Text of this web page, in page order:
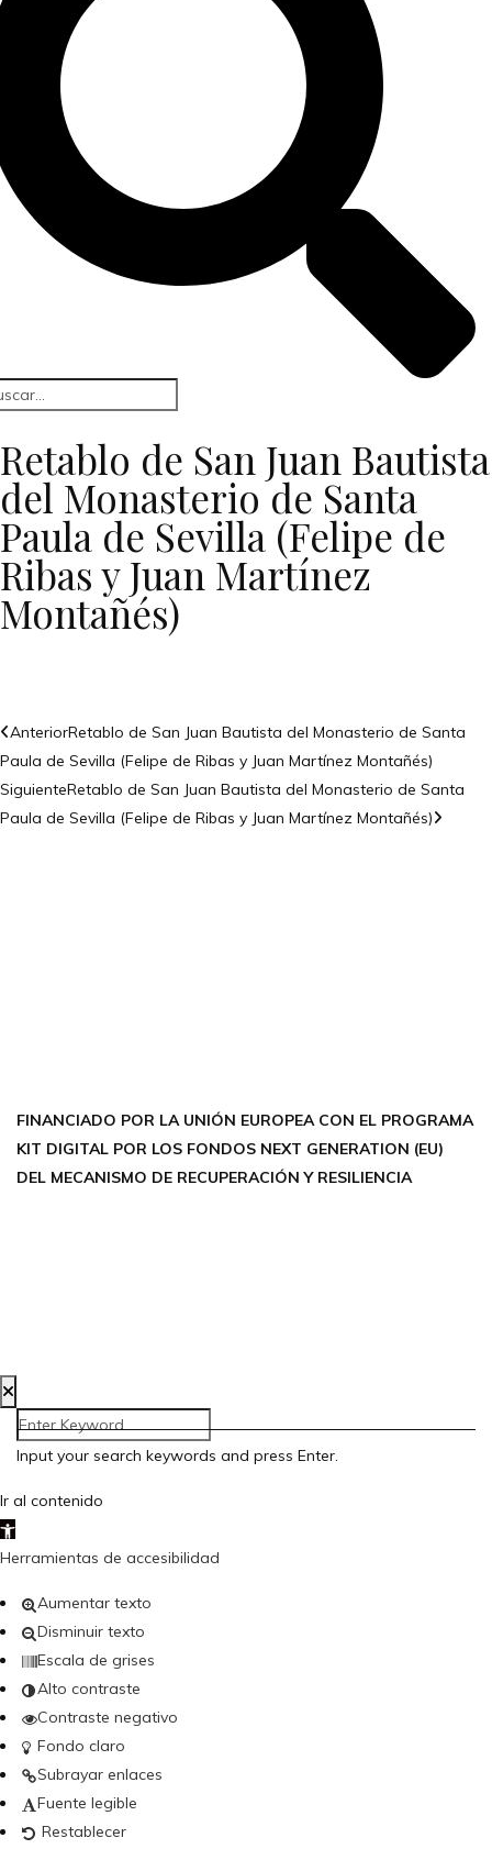
Retablo de San Juan Bautista
del Monasterio de Santa
Paula de Sevilla (Felipe de
Ribas y Juan Martínez
Montañés)
AnteriorRetablo de San Juan Bautista del Monasterio de Santa
Paula de Sevilla (Felipe de Ribas y Juan Martínez Montañés)
SiguienteRetablo de San Juan Bautista del Monasterio de Santa
Paula de Sevilla (Felipe de Ribas y Juan Martínez Montañés)
FINANCIADO POR LA UNIÓN EUROPEA CON EL PROGRAMA
KIT DIGITAL POR LOS FONDOS NEXT GENERATION (EU)
DEL MECANISMO DE RECUPERACIÓN Y RESILIENCIA
Input your search keywords and press Enter.
Ir al contenido
Abrir barra de herramientas
Herramientas de accesibilidad
Aumentar texto
Disminuir texto
Escala de grises
Alto contraste
Contraste negativo
Fondo claro
Subrayar enlaces
Fuente legible
Restablecer